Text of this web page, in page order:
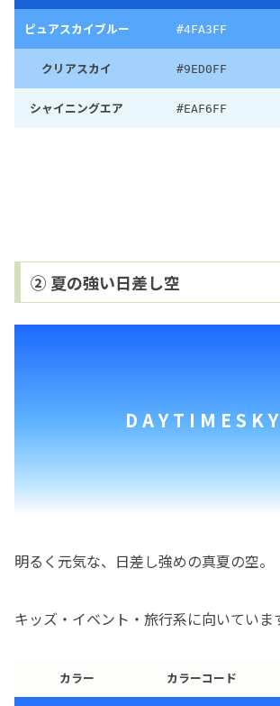
ピュアスカイブルー #4FA3FF
クリアスカイ #9ED0FF
シャイニングエア #EAF6FF
② 夏の強い日差し空
D A Y T I M E S K Y
明るく元気な、日差し強めの真夏の空。
キッズ・イベント・旅行系に向いていま
カラー カラーコード